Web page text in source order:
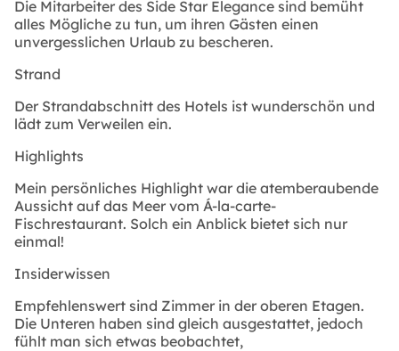
Die Mitarbeiter des Side Star Elegance sind bemüht
alles Mögliche zu tun, um ihren Gästen einen
unvergesslichen Urlaub zu bescheren.
Strand
Der Strandabschnitt des Hotels ist wunderschön und
lädt zum Verweilen ein.
Highlights
Mein persönliches Highlight war die atemberaubende
Aussicht auf das Meer vom Á-la-carte-
Fischrestaurant. Solch ein Anblick bietet sich nur
einmal!
Insiderwissen
Empfehlenswert sind Zimmer in der oberen Etagen.
Die Unteren haben sind gleich ausgestattet, jedoch
fühlt man sich etwas beobachtet,